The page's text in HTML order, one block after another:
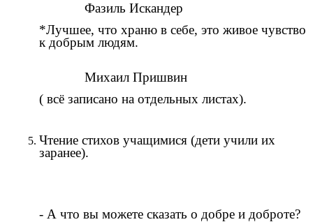
Фазиль Искандер
*Лучшее, что храню в себе, это живое чувство
к добрым людям.
Михаил Пришвин
( всё записано на отдельных листах).
Чтение стихов учащимися (дети учили их
заранее).
- А что вы можете сказать о добре и доброте?